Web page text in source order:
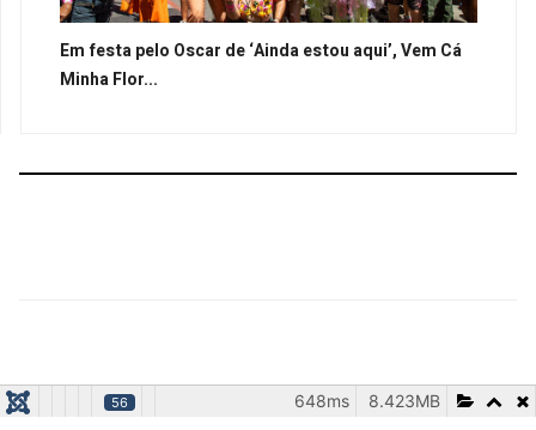
Em festa pelo Oscar de ‘Ainda estou aqui’, Vem Cá
Minha Flor...
56 8.423MB
648ms